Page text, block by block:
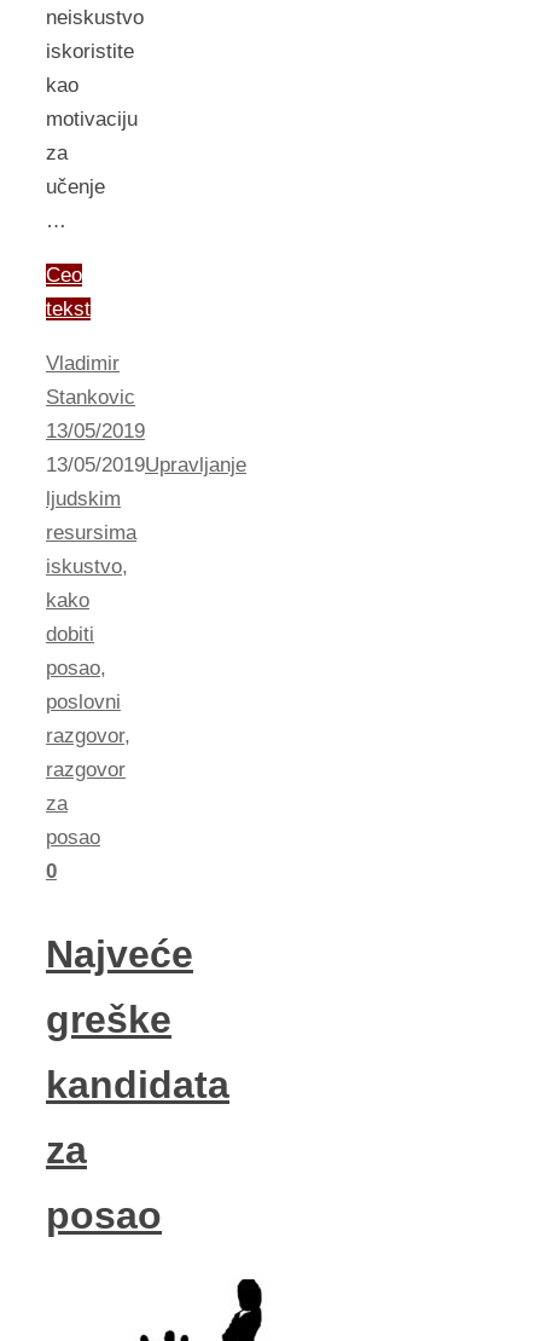
neiskustvo
iskoristite
kao
motivaciju
za
učenje
…
Ceo
tekst
Vladimir
Stankovic
13/05/2019
13/05/2019Upravljanje
ljudskim
resursima
iskustvo,
kako
dobiti
posao,
poslovni
razgovor,
razgovor
za
posao
0
Najveće
greške
kandidata
za
posao